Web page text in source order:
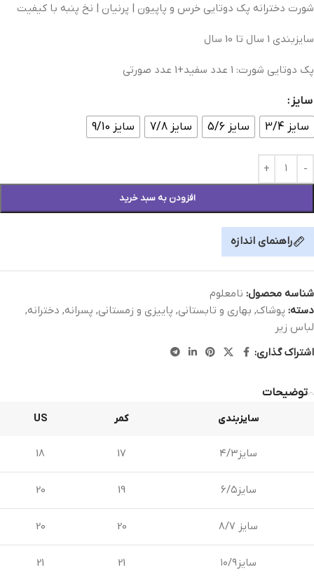
شورت دخترانه پک دوتایی خرس و پاپیون | پرنیان | نخ پنبه با کیفیت
سایزبندی 1 سال تا 10 سال
پک دوتایی شورت: 1 عدد سفید+1 عدد صورتی
سایز
سایز 3/4
سایز 5/6 سایز 7/8 سایز 9/10
افزودن به سبد خرید
راهنمای اندازه
شناسه محصول: نامعلوم
دسته: پوشاک, بهاری و تابستانی, پاییزی و زمستانی, پسرانه, دخترانه,
لباس زیر
اشتراک گذاری:
توضیحات
سایزبندی کمر US
سایز۴/۳ 17
18
سایز۶/۵ 19
20
سایز ۸/۷ 20
20
سایز۱۰/۹ 21
21